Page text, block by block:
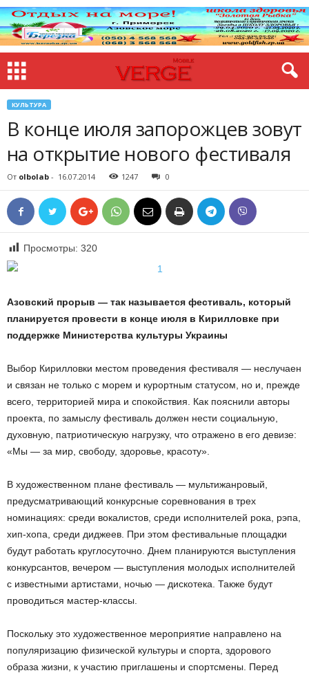
КУЛЬТУРА
В конце июля запорожцев зовут
на открытие нового фестиваля
От olbolab - 16.07.2014 1247 0
Просмотры: 320
Азовский прорыв — так называется фестиваль, который
планируется провести в конце июля в Кирилловке при
поддержке Министерства культуры Украины
Выбор Кирилловки местом проведения фестиваля — неслучаен
и связан не только с морем и курортным статусом, но и, прежде
всего, территорией мира и спокойствия. Как пояснили авторы
проекта, по замыслу фестиваль должен нести социальную,
духовную, патриотическую нагрузку, что отражено в его девизе:
«Мы — за мир, свободу, здоровье, красоту».
В художественном плане фестиваль — мультижанровый,
предусматривающий конкурсные соревнования в трех
номинациях: среди вокалистов, среди исполнителей рока, рэпа,
хип-хопа, среди диджеев. При этом фестивальные площадки
будут работать круглосуточно. Днем планируются выступления
конкурсантов, вечером — выступления молодых исполнителей
с известными артистами, ночью — дискотека. Также будут
проводиться мастер-классы.
Поскольку это художественное мероприятие направлено на
популяризацию физической культуры и спорта, здорового
образа жизни, к участию приглашены и спортсмены. Перед